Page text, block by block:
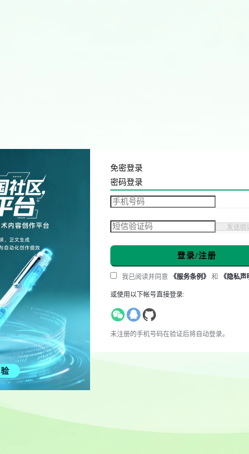
免密登录
密码登录
发送验
登录/注册
我已阅读并同意 《服务条例》 和 《隐私声
或使用以下帐号直接登录:
未注册的手机号码在验证后将自动登录。